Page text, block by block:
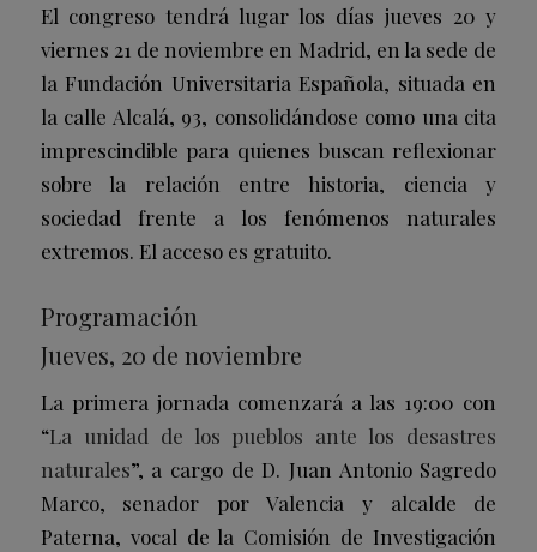
El congreso tendrá lugar los días jueves 20 y
viernes 21 de noviembre en Madrid, en la sede de
la Fundación Universitaria Española, situada en
la calle Alcalá, 93, consolidándose como una cita
imprescindible para quienes buscan reflexionar
sobre la relación entre historia, ciencia y
sociedad frente a los fenómenos naturales
extremos. El acceso es gratuito.
Programación
Jueves, 20 de noviembre
La primera jornada comenzará a las 19:00 con
“La unidad de los pueblos ante los desastres
naturales”, a cargo de D. Juan Antonio Sagredo
Marco, senador por Valencia y alcalde de
Paterna, vocal de la Comisión de Investigación